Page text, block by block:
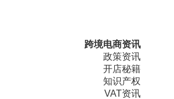
跨境电商资讯
政策资讯
开店秘籍
知识产权
VAT资讯